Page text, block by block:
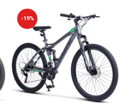
-19%